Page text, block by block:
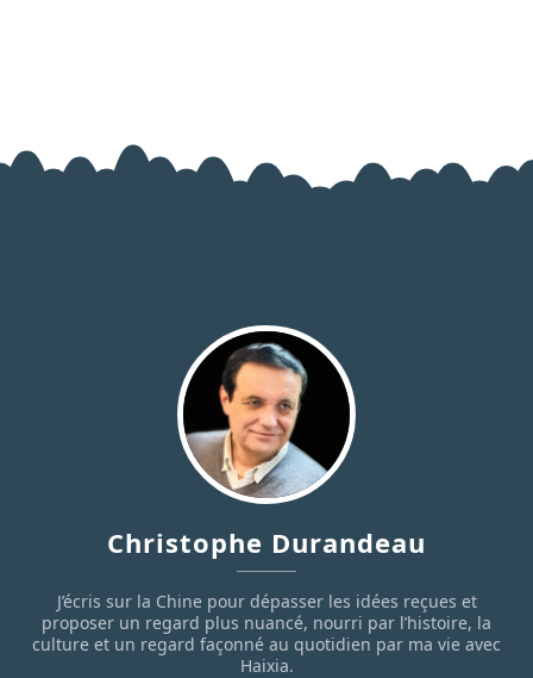
Christophe Durandeau
J’écris sur la Chine pour dépasser les idées reçues et
proposer un regard plus nuancé, nourri par l’histoire, la
culture et un regard façonné au quotidien par ma vie avec
Haixia.